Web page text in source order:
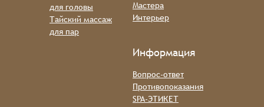
для головы
Тайский массаж
для пар
Вопрос-ответ
Противопоказания
SPA-ЭТИКЕТ
Информация
Мастера
Интерьер